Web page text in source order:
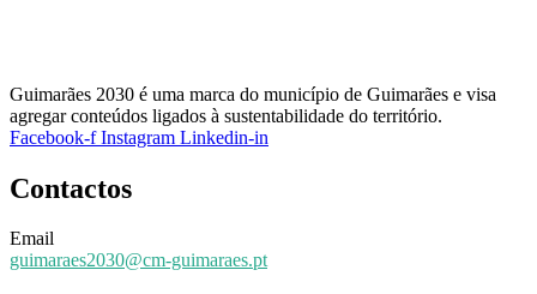
Guimarães 2030 é uma marca do município de Guimarães e visa
agregar conteúdos ligados à sustentabilidade do território.
Facebook-f Instagram Linkedin-in
Contactos
Email
guimaraes2030@cm-guimaraes.pt